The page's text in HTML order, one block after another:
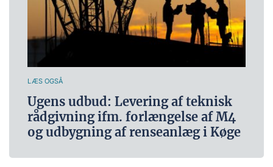
LÆS OGSÅ
Ugens udbud: Levering af teknisk
rådgivning ifm. forlængelse af M4
og udbygning af renseanlæg i Køge